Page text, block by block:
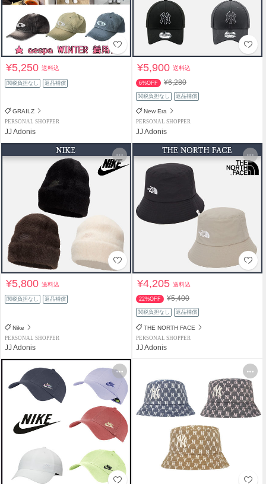
¥5,250送料込
関税負担なし 返品補償
GRAILZ
PERSONAL SHOPPER
JJ Adonis
¥5,900送料込
6%OFF ¥6,280
関税負担なし 返品補償
New Era
PERSONAL SHOPPER
JJ Adonis
¥5,800送料込
関税負担なし 返品補償
Nike
PERSONAL SHOPPER
JJ Adonis
¥4,205送料込
22%OFF ¥5,400
関税負担なし 返品補償
THE NORTH FACE
PERSONAL SHOPPER
JJ Adonis